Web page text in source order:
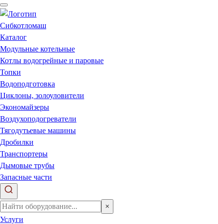
Каталог
Модульные котельные
Котлы водогрейные и паровые
Топки
Водоподготовка
Циклоны, золоуловители
Экономайзеры
Воздухоподогреватели
Тягодутьевые машины
Дробилки
Транспортеры
Дымовые трубы
Запасные части
×
Услуги